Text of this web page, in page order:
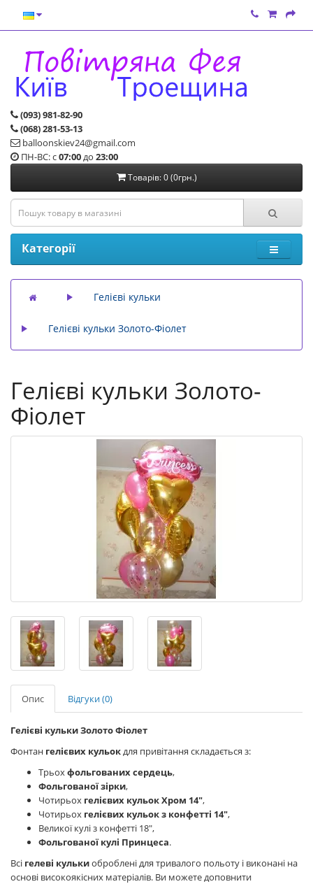
(093) 981-82-90
(068) 281-53-13
balloonskiev24@gmail.com
ПН-ВС: с07:00до 23:00
Товарів: 0 (0грн.)
Категорії
Гелієві кульки
Гелієві кульки Золото-Фіолет
Гелієві кульки Золото-
Фіолет
Опис Відгуки (0)
Гелієві кульки Золото Фіолет
Фонтан гелієвих кульокдля привітання складається з:
Трьохфольгованих сердець,
Фольгованої зірки,
Чотирьох гелієвих кульок Хром 14",
Чотирьох гелієвих кульок з конфетті 14",
Великої кулі з конфетті 18",
Фольгованої кулі Принцеса.
Всі гелеві кулькиоброблені для тривалого польоту і виконані на
основі високоякісних матеріалів. Ви можете доповнити